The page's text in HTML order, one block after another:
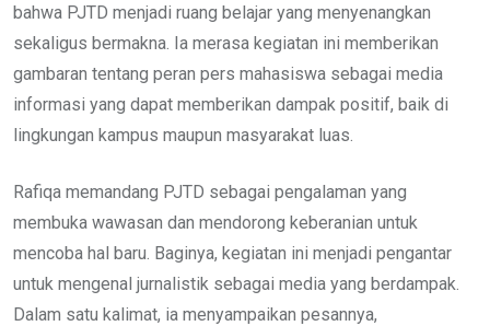
bahwa PJTD menjadi ruang belajar yang menyenangkan
sekaligus bermakna. Ia merasa kegiatan ini memberikan
gambaran tentang peran pers mahasiswa sebagai media
informasi yang dapat memberikan dampak positif, baik di
lingkungan kampus maupun masyarakat luas.
Rafiqa memandang PJTD sebagai pengalaman yang
membuka wawasan dan mendorong keberanian untuk
mencoba hal baru. Baginya, kegiatan ini menjadi pengantar
untuk mengenal jurnalistik sebagai media yang berdampak.
Dalam satu kalimat, ia menyampaikan pesannya,